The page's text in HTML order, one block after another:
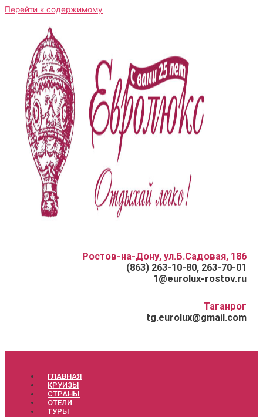
Перейти к содержимому
Ростов-на-Дону, ул.Б.Садовая, 186
(863) 263-10-80, 263-70-01
1@eurolux-rostov.ru
Таганрог
tg.eurolux@gmail.com
ГЛАВНАЯ
КРУИЗЫ
СТРАНЫ
ОТЕЛИ
ТУРЫ